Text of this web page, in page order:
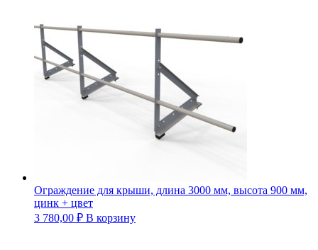
Ограждение для крыши, длина 3000 мм, высота 900 мм,
цинк + цвет
3 780,00 ₽ В корзину